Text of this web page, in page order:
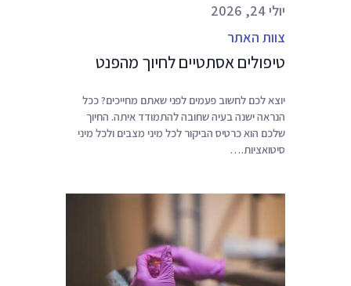
יולי 24, 2026
צוות האתר
טיפולים אסתטיים לחיוך מהפנט
יוצא לכם לחשוב פעמים לפני שאתם מחייכים? ככל
הנראה ישנה בעיה שחובה להתמודד איתה. החיוך
שלכם הוא כרטיס הביקור לכל מיני מצבים ולכל מיני
סיטואציות.…